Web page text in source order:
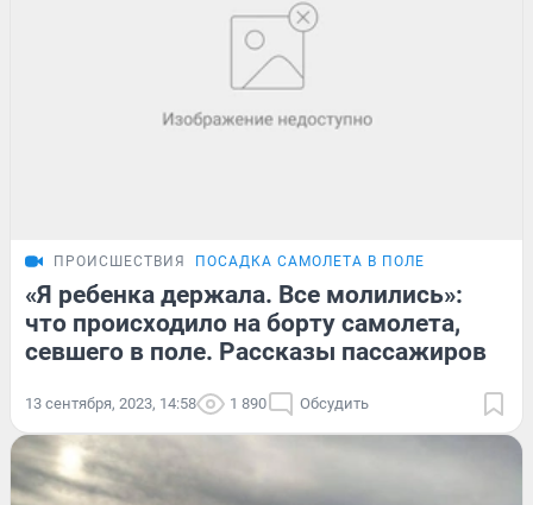
ПРОИСШЕСТВИЯ ПОСАДКА САМОЛЕТА В ПОЛЕ
«Я ребенка держала. Все молились»:
что происходило на борту самолета,
севшего в поле. Рассказы пассажиров
13 сентября, 2023, 14:58 1 890 Обсудить